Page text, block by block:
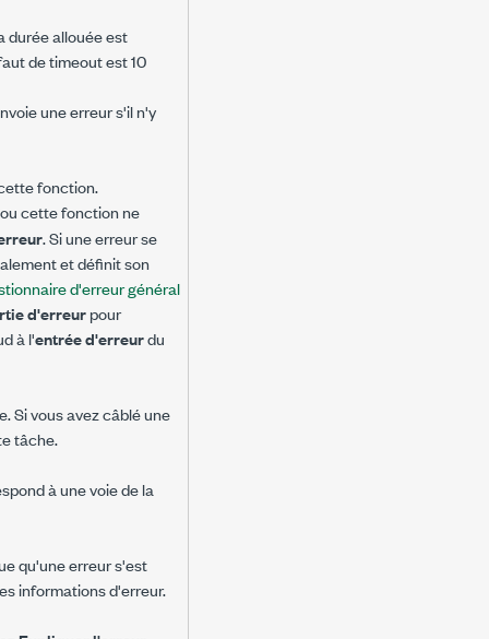
durée allouée est
de timeout est 10
une erreur s'il n'y
fonction.
cette fonction ne
. Si une erreur se
et définit son
d'erreur général
d'erreurpour
à l'entrée d'erreurdu
Si vous avez câblé une
tâche.
à une voie de la
qu'une erreur s'est
informations d'erreur.